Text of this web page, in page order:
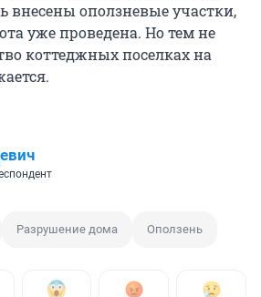
внесены оползневые участки,
уже проведена. Но тем не
коттеджных поселках на
Разрушение дома Оползень